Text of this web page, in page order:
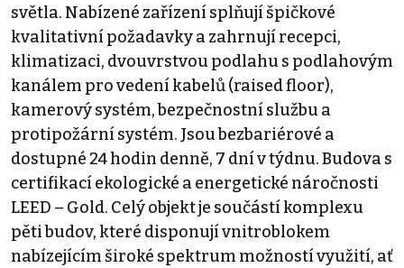
světla. Nabízené zařízení splňují špičkové
kvalitativní požadavky a zahrnují recepci,
klimatizaci, dvouvrstvou podlahu s podlahovým
kanálem pro vedení kabelů (raised floor),
kamerový systém, bezpečnostní službu a
protipožární systém. Jsou bezbariérové a
dostupné 24 hodin denně, 7 dní v týdnu. Budova s
certifikací ekologické a energetické náročnosti
LEED – Gold. Celý objekt je součástí komplexu
pěti budov, které disponují vnitroblokem
nabízejícím široké spektrum možností využití, ať